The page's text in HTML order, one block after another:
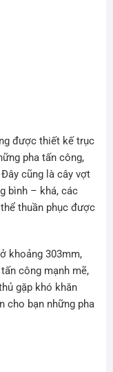
được thiết kế trục
pha tấn công,
cũng là cây vợt
bình – khá, các
thuần phục được
khoảng 303mm,
công mạnh mẽ,
gặp khó khăn
cho bạn những pha